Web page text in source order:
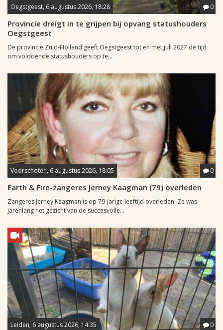
Oegstgeest, 6 augustus 2026, 18:28 0
Provincie dreigt in te grijpen bij opvang statushouders
Oegstgeest
De provincie Zuid-Holland geeft Oegstgeest tot en met juli 2027 de tijd
om voldoende statushouders op te...
Voorschoten, 6 augustus 2026, 18:05 0
Earth & Fire-zangeres Jerney Kaagman (79) overleden
Zangeres Jerney Kaagman is op 79-jarige leeftijd overleden. Ze was
jarenlang het gezicht van de succesvolle...
Leiden, 6 augustus 2026, 14:35 0